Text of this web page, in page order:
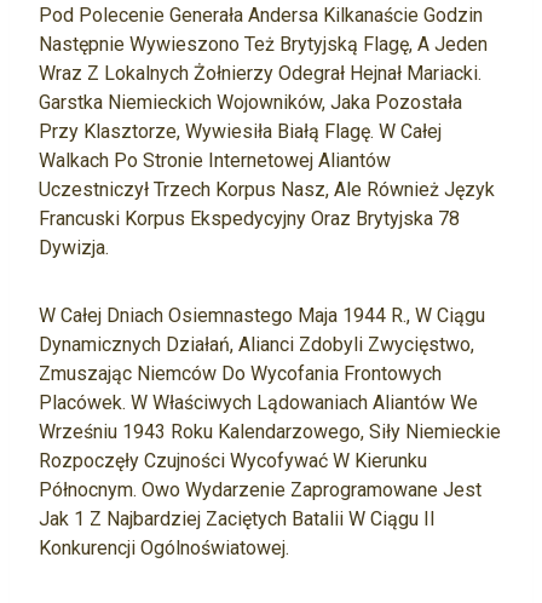
Pod Polecenie Generała Andersa Kilkanaście Godzin
Następnie Wywieszono Też Brytyjską Flagę, A Jeden
Wraz Z Lokalnych Żołnierzy Odegrał Hejnał Mariacki.
Garstka Niemieckich Wojowników, Jaka Pozostała
Przy Klasztorze, Wywiesiła Białą Flagę. W Całej
Walkach Po Stronie Internetowej Aliantów
Uczestniczył Trzech Korpus Nasz, Ale Również Język
Francuski Korpus Ekspedycyjny Oraz Brytyjska 78
Dywizja.
W Całej Dniach Osiemnastego Maja 1944 R., W Ciągu
Dynamicznych Działań, Alianci Zdobyli Zwycięstwo,
Zmuszając Niemców Do Wycofania Frontowych
Placówek. W Właściwych Lądowaniach Aliantów We
Wrześniu 1943 Roku Kalendarzowego, Siły Niemieckie
Rozpoczęły Czujności Wycofywać W Kierunku
Północnym. Owo Wydarzenie Zaprogramowane Jest
Jak 1 Z Najbardziej Zaciętych Batalii W Ciągu II
Konkurencji Ogólnoświatowej.